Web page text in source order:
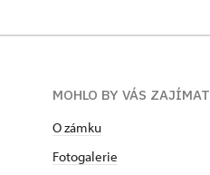
MOHLO BY VÁS ZAJÍMAT
O zámku
Fotogalerie